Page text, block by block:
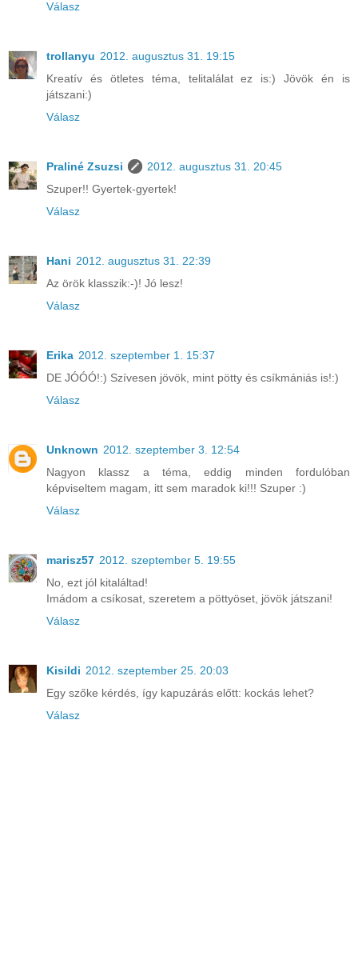
Válasz
trollanyu 2012. augusztus 31. 19:15
Kreatív és ötletes téma, telitalálat ez is:) Jövök én is
játszani:)
Válasz
Praliné Zsuzsi
2012. augusztus 31. 20:45
Szuper!! Gyertek-gyertek!
Válasz
Hani 2012. augusztus 31. 22:39
Az örök klasszik:-)! Jó lesz!
Válasz
Erika 2012. szeptember 1. 15:37
DE JÓÓÓ!:) Szívesen jövök, mint pötty és csíkmániás is!:)
Válasz
Unknown 2012. szeptember 3. 12:54
Nagyon klassz a téma, eddig minden fordulóban
képviseltem magam, itt sem maradok ki!!! Szuper :)
Válasz
marisz57 2012. szeptember 5. 19:55
No, ezt jól kitaláltad!
Imádom a csíkosat, szeretem a pöttyöset, jövök játszani!
Válasz
Kisildi 2012. szeptember 25. 20:03
Egy szőke kérdés, így kapuzárás előtt: kockás lehet?
Válasz